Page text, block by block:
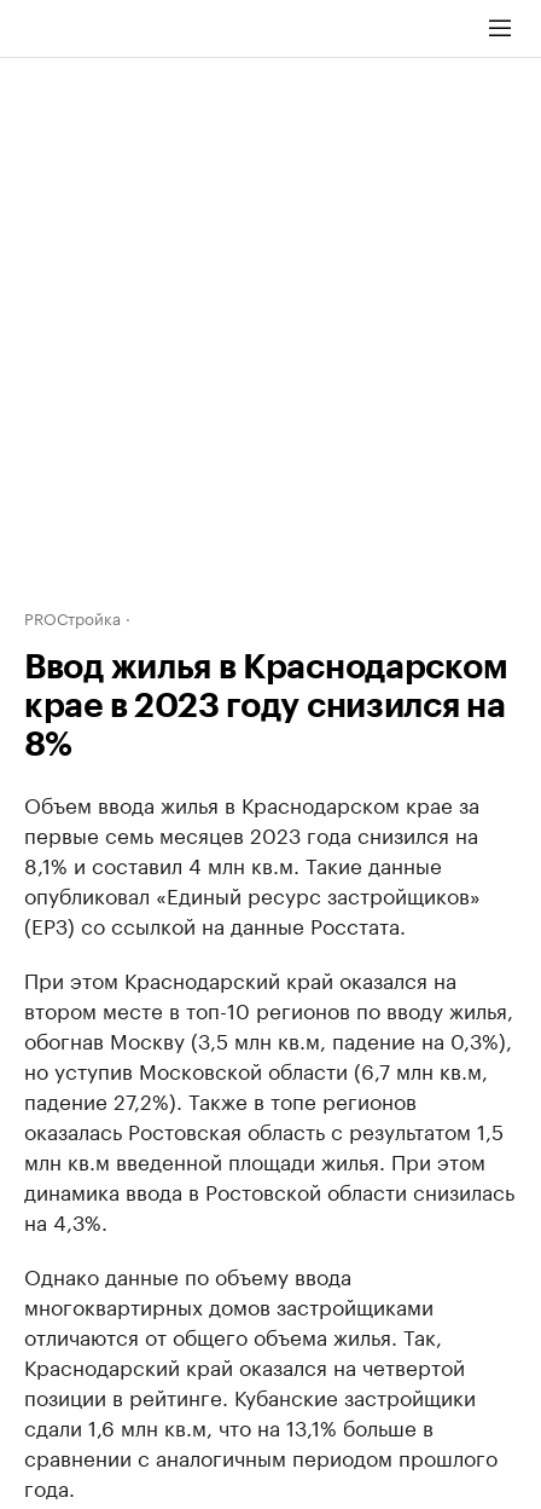
PROСтройка
Ввод жилья в Краснодарском
крае в 2023 году снизился на
8%
Объем ввода жилья в Краснодарском крае за
первые семь месяцев 2023 года снизился на
8,1% и составил 4 млн кв.м. Такие данные
опубликовал «Единый ресурс застройщиков»
(ЕРЗ) со ссылкой на данные Росстата.
При этом Краснодарский край оказался на
втором месте в топ-10 регионов по вводу жилья,
обогнав Москву (3,5 млн кв.м, падение на 0,3%),
но уступив Московской области (6,7 млн кв.м,
падение 27,2%). Также в топе регионов
оказалась Ростовская область с результатом 1,5
млн кв.м введенной площади жилья. При этом
динамика ввода в Ростовской области снизилась
на 4,3%.
Однако данные по объему ввода
многоквартирных домов застройщиками
отличаются от общего объема жилья. Так,
Краснодарский край оказался на четвертой
позиции в рейтинге. Кубанские застройщики
сдали 1,6 млн кв.м, что на 13,1% больше в
сравнении с аналогичным периодом прошлого
года.